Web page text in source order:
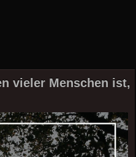
vieler Menschen ist,